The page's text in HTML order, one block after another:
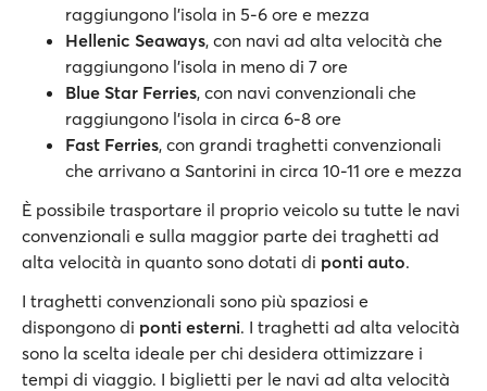
raggiungono l'isola in 5-6 ore e mezza
Hellenic Seaways, con navi ad alta velocità che
raggiungono l'isola in meno di 7 ore
Blue Star Ferries, con navi convenzionali che
raggiungono l'isola in circa 6-8 ore
Fast Ferries, con grandi traghetti convenzionali
che arrivano a Santorini in circa 10-11 ore e mezza
È possibile trasportare il proprio veicolo su tutte le navi
convenzionali e sulla maggior parte dei traghetti ad
alta velocità in quanto sono dotati di ponti auto.
I traghetti convenzionali sono più spaziosi e
dispongono di ponti esterni. I traghetti ad alta velocità
sono la scelta ideale per chi desidera ottimizzare i
tempi di viaggio. I biglietti per le navi ad alta velocità